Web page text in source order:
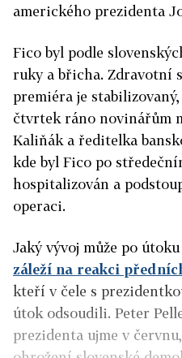
amerického prezidenta
Fico byl podle
ruky a břicha. Zdravotní
premiéra je
čtvrtek ráno novinářům
Kaliňák a ředitelka
kde byl Fico po
hospitalizován a
operaci.
Jaký vývoj může po
záleží na reakci
kteří v čele s
útok odsoudili. Peter
prezidenta ujme v